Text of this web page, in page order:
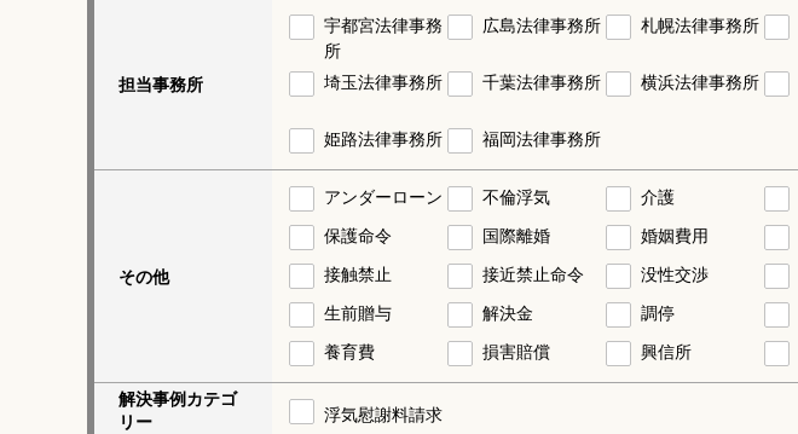
担当事務所
宇都宮法律事務
所
広島法律事務所 札幌法律事務所
埼玉法律事務所 千葉法律事務所 横浜法律事務所
姫路法律事務所 福岡法律事務所
その他
アンダーローン 不倫浮気 介護
保護命令
国際離婚 婚姻費用
接触禁止
接近禁止命令 没性交渉
生前贈与
解決金 調停
養育費
損害賠償 興信所
解決事例カテゴ
リー
浮気慰謝料請求